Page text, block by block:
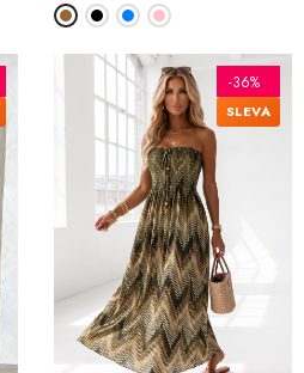
-36%
SLEVA